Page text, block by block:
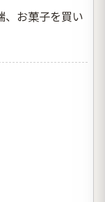
、お菓子を買い